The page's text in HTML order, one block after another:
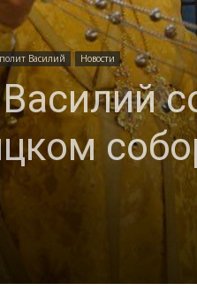
Василий Новости